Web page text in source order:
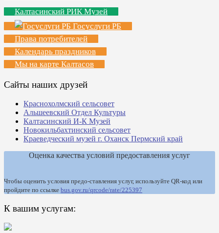
Калтасинский РИК Музей
Госуслуги РБ
Права потребителей
Календарь праздников
Мы на карте Калтасов
Сайты наших друзей
Краснохолмский сельсовет
Альшеевский Отдел Культуры
Калтасинский И-К Музей
Новокильбахтинский сельсовет
Краеведческий музей г. Оханск Пермский край
Оценка качества условий предоставления услуг
Чтобы оценить условия предо-ставления услуг, используйте QR-код или
пройдите по ссылке bus.gov.ru/qrcode/rate/225397
К вашим услугам: